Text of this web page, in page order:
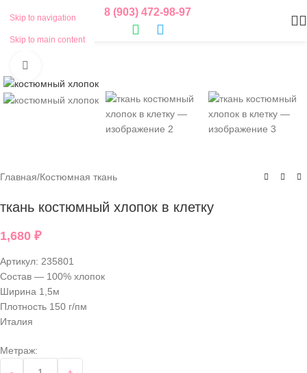
Skip to navigation
Skip to main content
8 (903) 472-98-97
Главная/Костюмная ткань
ткань костюмный хлопок в клетку
1,680 ₽
Артикул: 235801
Состав — 100% хлопок
Ширина 1,5м
Плотность 150 г/пм
Италия
Метраж: